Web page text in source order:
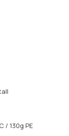
/ 130g PE